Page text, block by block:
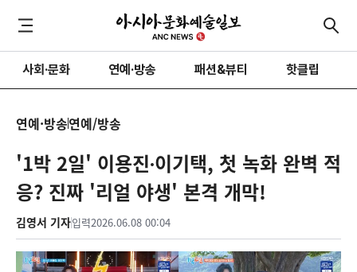
사회·문화 연예·방송 패션&뷰티 핫클립
연예·방송연예/방송
'1박 2일' 이용진∙이기택, 첫 녹화 완벽 적
응? 진짜 '리얼 야생' 본격 개막!
김영서 기자입력2026.06.08 00:04